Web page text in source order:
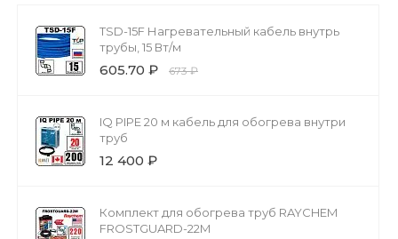
TSD-15F Нагревательный кабель внутрь
трубы, 15 Вт/м
605.70 ₽ 673 ₽
IQ PIPE 20 м кабель для обогрева внутри
труб
12 400 ₽
Комплект для обогрева труб RAYCHEM
FROSTGUARD-22M